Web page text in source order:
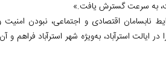
به سرعت گسترش یافت.»
نابسامان اقتصادی و اجتماعی، نبودن
استرآباد، به‌ویژه شهر استرآباد فراهم و